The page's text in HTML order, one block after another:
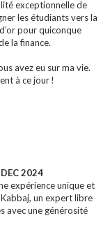
exceptionnelle de
les étudiants vers la
pour quiconque
la finance.
avez eu sur ma vie.
à ce jour !
2024
expérience unique et
un expert libre
avec une générosité